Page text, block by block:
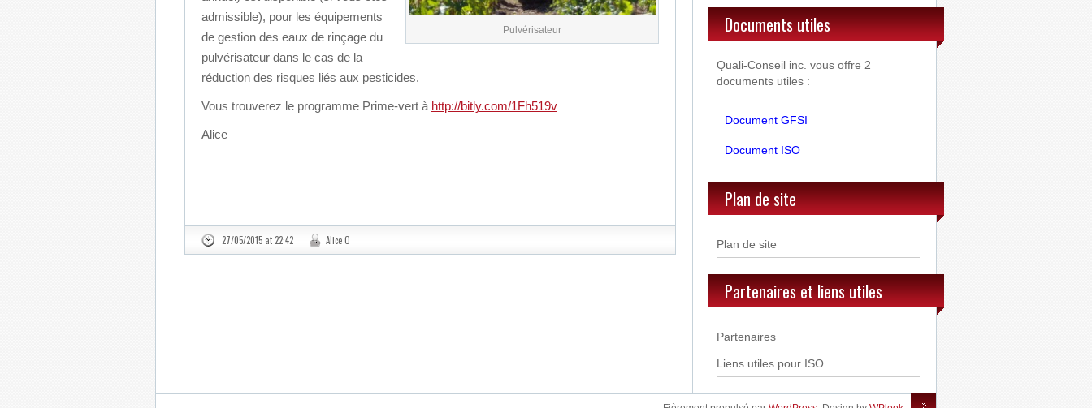
Pulvérisateur
admissible), pour les équipements
de gestion des eaux de rinçage du
pulvérisateur dans le cas de la
réduction des risques liés aux pesticides.
Vous trouverez le programme Prime-vert à http://bitly.com/1Fh519v
Alice
27/05/2015 at 22:42 Alice O
Documents utiles
Quali-Conseil inc. vous offre 2
documents utiles :
Document GFSI
Document ISO
Plan de site
Plan de site
Partenaires et liens utiles
Partenaires
Liens utiles pour ISO